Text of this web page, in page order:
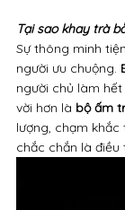
Tại sao khay trà
Sự thông minh
người ưu chuộng.
người chủ làm
vời hơn là bộ ấm
lượng, chạm
chắc chắn là